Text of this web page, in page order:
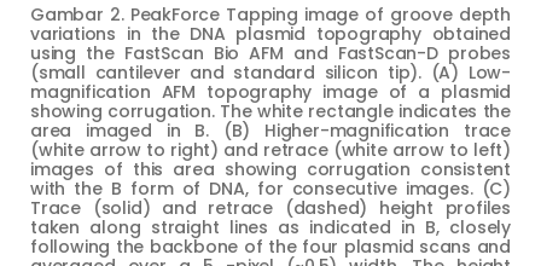
Gambar 2. PeakForce Tapping image of groove depth
variations in the DNA plasmid topography obtained
using the FastScan Bio AFM and FastScan-D probes
(small cantilever and standard silicon tip). (A) Low-
magnification AFM topography image of a plasmid
showing corrugation. The white rectangle indicates the
area imaged in B. (B) Higher-magnification trace
(white arrow to right) and retrace (white arrow to left)
images of this area showing corrugation consistent
with the B form of DNA, for consecutive images. (C)
Trace (solid) and retrace (dashed) height profiles
taken along straight lines as indicated in B, closely
following the backbone of the four plasmid scans and